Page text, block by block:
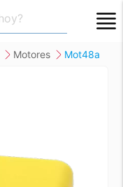
motores mot48a